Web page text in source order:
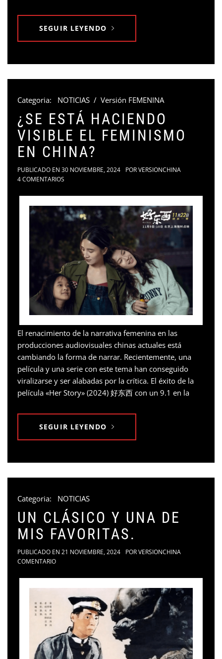
SEGUIR LEYENDO
Categoria: NOTICIAS / Versión FEMENINA
¿SE ESTÁ HACIENDO
VISIBLE EL FEMINISMO
EN CHINA?
PUBLICADO EN 30 NOVIEMBRE, 2024 PORVERSIONCHINA
4 COMENTARIOS
El renacimiento de la narrativa femenina en las
producciones audiovisuales chinas actuales está
cambiando la forma de narrar. Recientemente, una
película y una serie con este tema han conseguido
viralizarse y ser alabadas por la crítica. El éxito de la
película «Her Story» (2024) 好东西 con un 9.1 en la
SEGUIR LEYENDO
Categoria: NOTICIAS
UN CLÁSICO Y UNA DE
MIS FAVORITAS.
PUBLICADO EN 21 NOVIEMBRE, 2024 PORVERSIONCHINA
COMENTARIO